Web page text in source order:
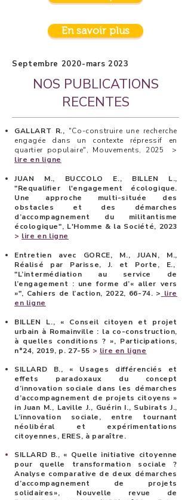
En savoir plus
Septembre 2020-mars 2023
NOS PUBLICATIONS
RECENTES
GALLART R., "Co-construire une recherche
engagée dans un contexte répressif en
quartier populaire", Mouvements, 2025 >
lire en ligne
JUAN M., BUCCOLO E., BILLEN L.,
"Requalifier l'engagement écologique.
Une approche multi-située des
obstacles et des démarches
d’accompagnement du militantisme
écologique", L'Homme & la Société, 2023
> lire en ligne
Entretien avec GORCE, M., JUAN, M.,
Réalisé par Parisse, J. et Porte, E.,
"L’intermédiation au service de
l’engagement : une forme d’« aller vers
»", Cahiers de l’action, 2022, 66-74. > lire
en ligne
BILLEN L., « Conseil citoyen et projet
urbain à Romainville : la co-construction,
à quelles conditions ? », Participations,
n°24, 2019, p. 27-55 > lire en ligne
SILLARD B., « Usages différenciés et
effets paradoxaux du concept
d’innovation sociale dans les démarches
d’accompagnement de projets citoyens »
in Juan M., Laville J., Guérin I., Subirats J.,
L’innovation sociale, entre tournant
néolibéral et expérimentations
citoyennes, ERES, à paraître.
SILLARD B., « Quelle initiative citoyenne
pour quelle transformation sociale ?
Analyse comparative de deux démarches
d’accompagnement de projets
solidaires», Nouvelle revue de